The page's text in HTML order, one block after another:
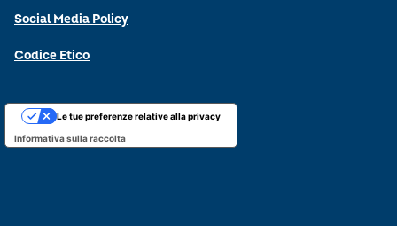
Social Media Policy
Codice Etico
Informativa sulla raccolta
Le tue preferenze relative alla privacy